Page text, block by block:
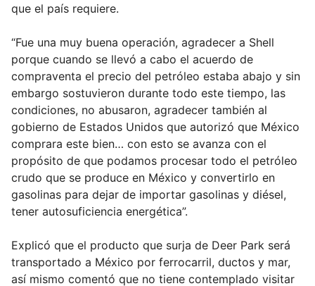
que el país requiere.
“Fue una muy buena operación, agradecer a Shell
porque cuando se llevó a cabo el acuerdo de
compraventa el precio del petróleo estaba abajo y sin
embargo sostuvieron durante todo este tiempo, las
condiciones, no abusaron, agradecer también al
gobierno de Estados Unidos que autorizó que México
comprara este bien… con esto se avanza con el
propósito de que podamos procesar todo el petróleo
crudo que se produce en México y convertirlo en
gasolinas para dejar de importar gasolinas y diésel,
tener autosuficiencia energética”.
Explicó que el producto que surja de Deer Park será
transportado a México por ferrocarril, ductos y mar,
así mismo comentó que no tiene contemplado visitar